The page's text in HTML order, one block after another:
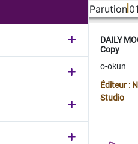
Parution
DAILY
Copy
o-okun
Éditeur :
Studio